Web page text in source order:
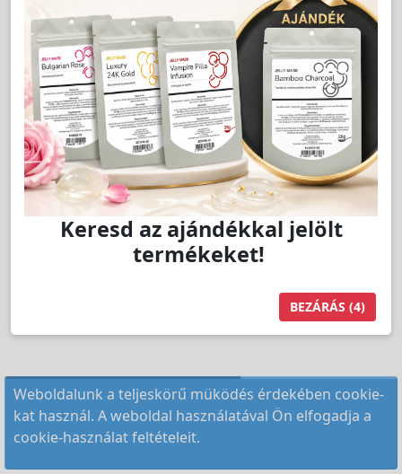
Weboldalunk a teljeskörű müködés érdekében cookie-
kat használ. A weboldal használatával Ön elfogadja a
cookie-használat feltételeit.
Keresd az ajándékkal jelölt
termékeket!
BEZÁRÁS (4)